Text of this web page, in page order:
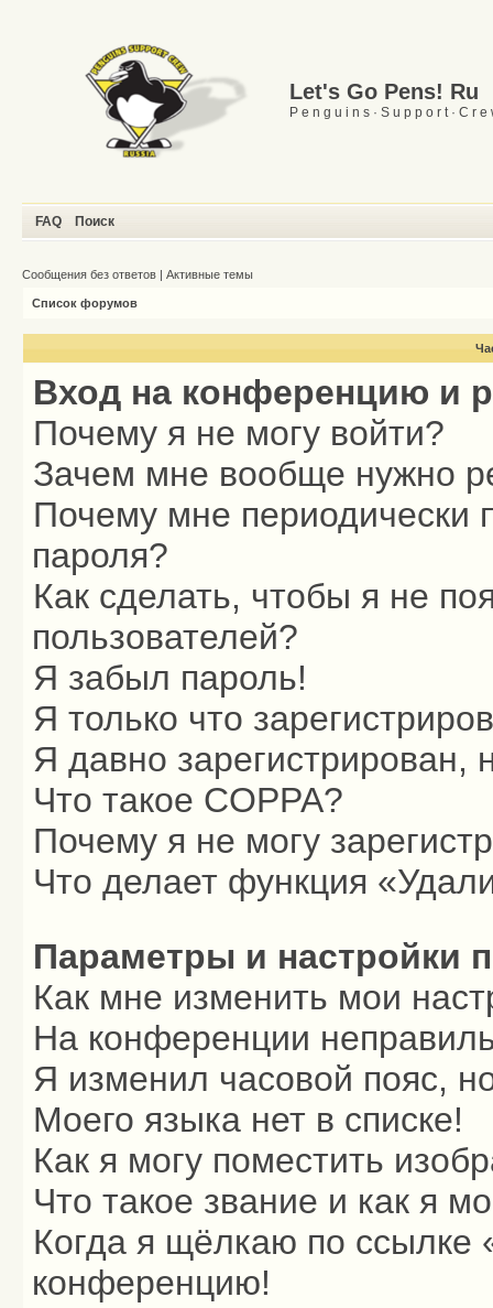
Let's Go Pens! Ru
P e n g u i n s · S u p p o r t · C r e
FAQ Поиск
Сообщения без ответов | Активные темы
Список форумов
Вход на конференцию и
Почему я не могу войти?
Зачем мне вообще нужно
Почему мне периодически
пароля?
Как сделать, чтобы я не
пользователей?
Я забыл пароль!
Я только что
Я давно зарегистрирован,
Что такое COPPA?
Почему я не могу
Что делает функция
Параметры и настройки
Как мне изменить мои
На конференции
Я изменил часовой пояс,
Моего языка нет в списке!
Как я могу поместить
Что такое звание и как я
Когда я щёлкаю по ссылке
конференцию!